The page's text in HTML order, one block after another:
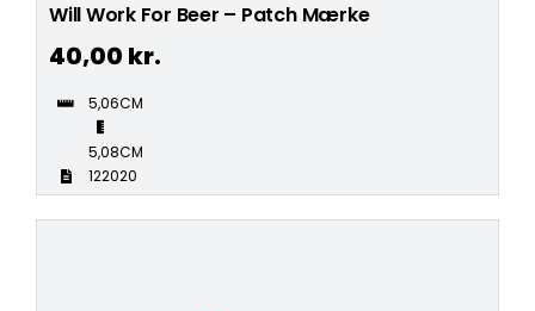
Will Work For Beer – Patch Mærke
40,00 kr.
5,06CM
5,08CM
122020